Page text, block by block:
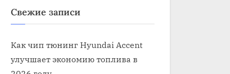
Свежие записи
Как чип тюнинг Hyundai Accent
улучшает экономию топлива в